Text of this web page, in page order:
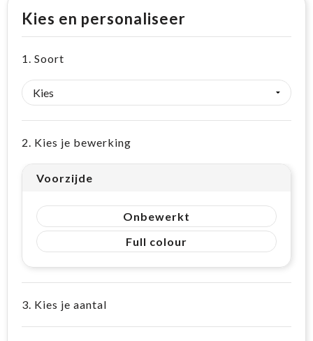
Kies en personaliseer
1. Soort
2. Kies je bewerking
Voorzijde
Onbewerkt
Full colour
3. Kies je aantal